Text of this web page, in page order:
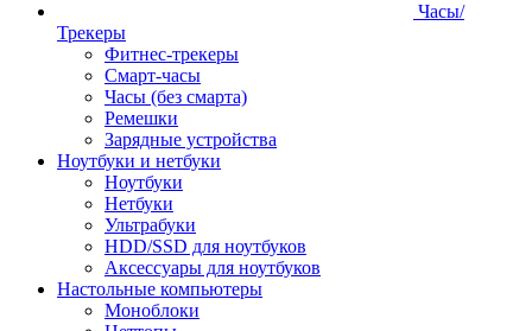
Часы/
Трекеры
Фитнес-трекеры
Смарт-часы
Часы (без смарта)
Ремешки
Зарядные устройства
Ноутбуки и нетбуки
Ноутбуки
Нетбуки
Ультрабуки
HDD/SSD для ноутбуков
Аксессуары для ноутбуков
Настольные компьютеры
Моноблоки